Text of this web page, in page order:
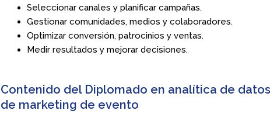
Seleccionar canales y planificar campañas.
Gestionar comunidades, medios y colaboradores.
Optimizar conversión, patrocinios y ventas.
Medir resultados y mejorar decisiones.
Contenido del Diplomado en analítica de
de marketing de evento